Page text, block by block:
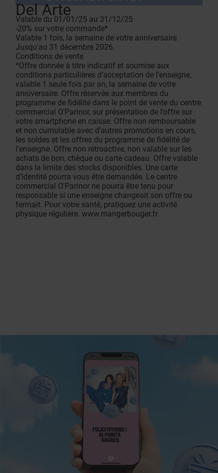
Del Arte
Valable du 01/01/25 au 31/12/25
-20% sur votre commande*
Valable 1 fois, la semaine de votre anniversaire.
Jusqu'au 31 décembre 2026.
Conditions de vente
*Offre donnée à titre indicatif et soumise aux
conditions particulières d’acceptation de l’enseigne,
valable 1 seule fois par an, la semaine de votre
anniversaire. Offre réservée aux membres du
programme de fidélité dans le point de vente du centre
commercial O'Parinor, sur présentation de l’offre sur
votre smartphone en caisse. Offre non remboursable
et non cumulable avec d’autres promotions en cours,
les soldes et les offres du programme de fidélité de
l’enseigne. Offre non rétroactive, non valable sur les
achats de bon, chèque ou carte cadeau. Offre valable
dans la limite des stocks disponibles. Une carte
d’identité pourra vous être demandée. Le centre
commercial O'Parinor ne pourra être tenu pour
responsable si une enseigne changeait son offre ou
fermait. Pour votre santé, pratiquez une activité
physique régulière. www.mangerbouger.fr